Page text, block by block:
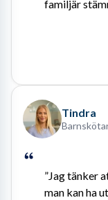
familjär
Tindra
”Jag tänker
man kan ha